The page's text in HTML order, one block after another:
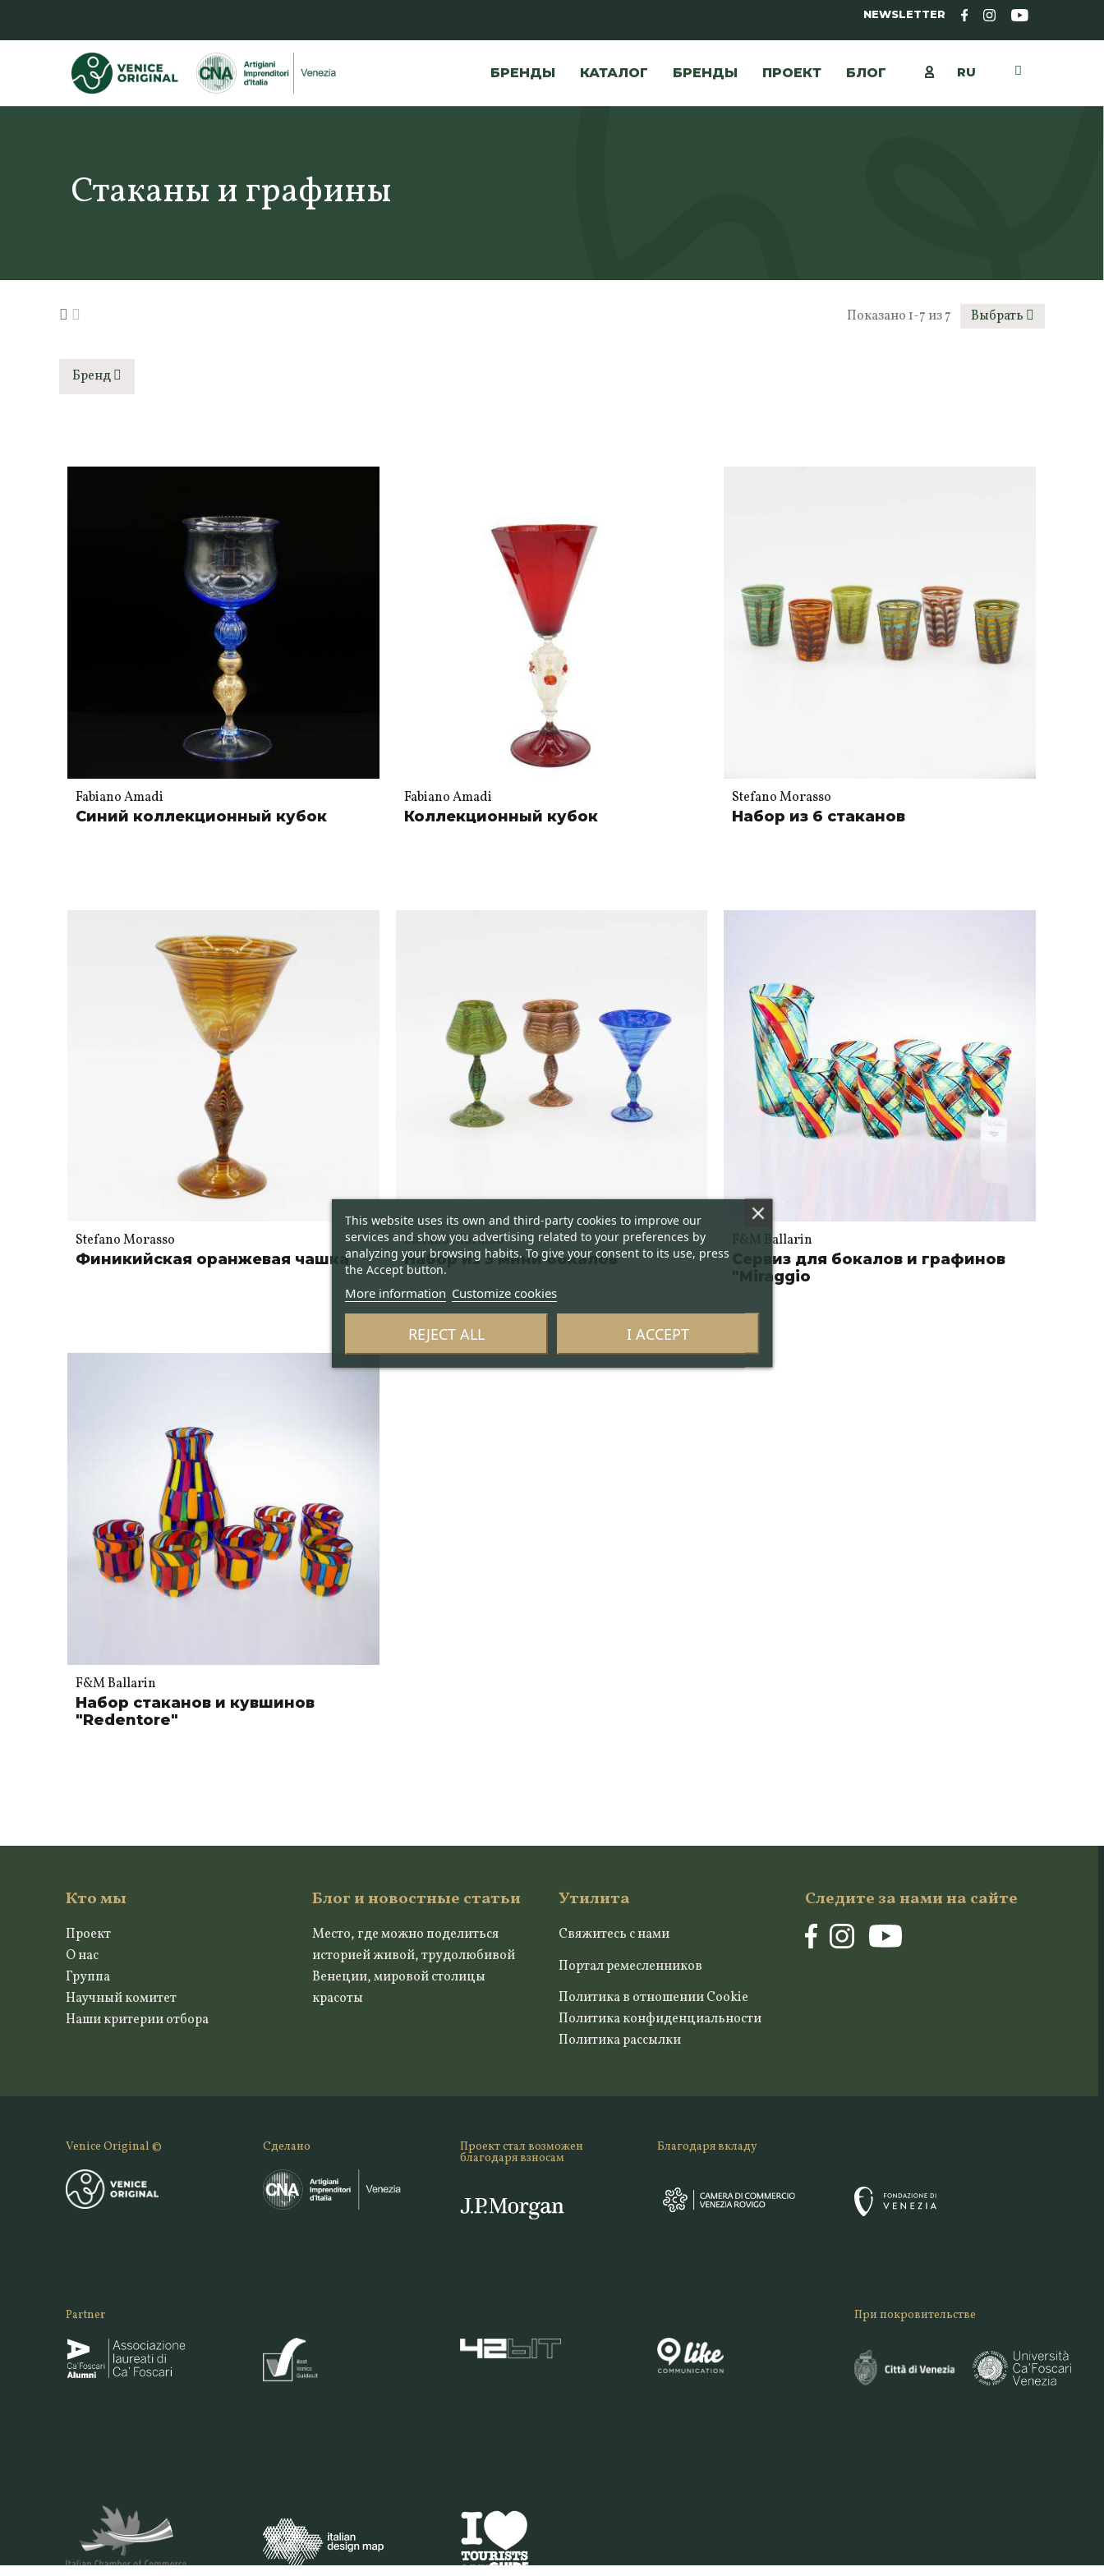
NEWSLETTER
БРЕНДЫ КАТАЛОГ БРЕНДЫ ПРОЕКТ БЛОГ RU
Стаканы и графины
Показано 1-7 из 7 Выбрать
Бренд
Fabiano Amadi
Синий коллекционный кубок
Fabiano Amadi
Коллекционный кубок
Stefano Morasso
Набор из 6 стаканов
Stefano Morasso
Финикийская оранжевая чашка
Stefano Morasso
Набор из 3 мини бокалов
F&M Ballarin
Сервиз для бокалов и графинов
"Miraggio
F&M Ballarin
Набор стаканов и кувшинов
"Redentore"
Кто мы
Проект
О нас
Группа
Научный комитет
Наши критерии отбора
Блог и новостные статьи
Место, где можно поделиться
историей живой, трудолюбивой
Венеции, мировой столицы
красоты
Утилита
Свяжитесь с нами
Портал ремесленников
Политика в отношении Cookie
Политика конфиденциальности
Политика рассылки
Следите за нами на сайте
Venice Original © Сделано Проект стал возможен
благодаря взносам
Благодаря вкладу
Partner При покровительстве
This website uses its own and third-party cookies to improve our
services and show you advertising related to your preferences by
analyzing your browsing habits. To give your consent to its use, press
the Accept button.
More information Customize cookies
REJECT ALL I ACCEPT